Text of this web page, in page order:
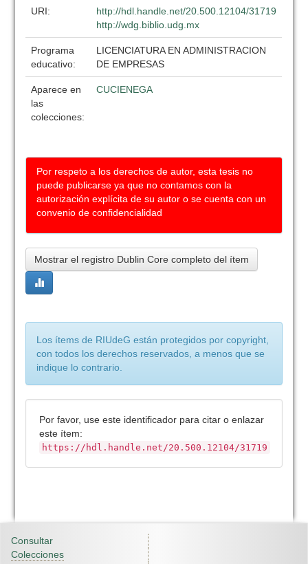
URI:
http://hdl.handle.net/20.500.12104/31719
http://wdg.biblio.udg.mx
Programa
educativo:
LICENCIATURA EN ADMINISTRACION
DE EMPRESAS
Aparece en
las
colecciones:
CUCIENEGA
Por respeto a los derechos de autor, esta tesis no
puede publicarse ya que no contamos con la
autorización explícita de su autor o se cuenta con un
convenio de confidencialidad
Mostrar el registro Dublin Core completo del ítem
Los ítems de RIUdeG están protegidos por copyright,
con todos los derechos reservados, a menos que se
indique lo contrario.
Por favor, use este identificador para citar o enlazar
este ítem:
https://hdl.handle.net/20.500.12104/31719
Consultar
Colecciones